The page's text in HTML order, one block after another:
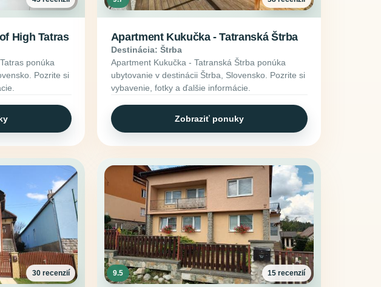
High Tatras
ponúka
Pozrite si
Apartment Kukučka - Tatranská Štrba
Destinácia: Štrba
Apartment Kukučka - Tatranská Štrba ponúka
ubytovanie v destinácii Štrba, Slovensko. Pozrite si
vybavenie, fotky a ďalšie informácie.
Zobraziť ponuky
30 recenzií 9.5 15 recenzií